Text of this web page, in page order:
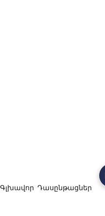
Գլխավոր Դասընթացներ